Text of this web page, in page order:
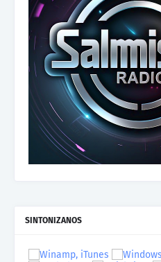
SINTONIZANOS